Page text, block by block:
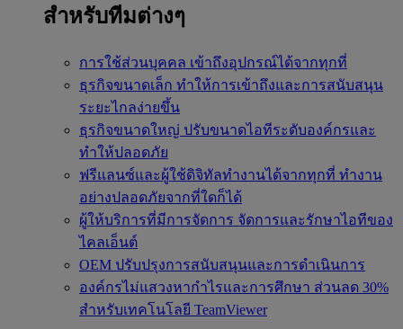
สำหรับทีมต่างๆ
การใช้ส่วนบุคคล เข้าถึงอุปกรณ์ได้จากทุกที่
ธุรกิจขนาดเล็ก ทำให้การเข้าถึงและการสนับสนุน
ระยะไกลง่ายขึ้น
ธุรกิจขนาดใหญ่ ปรับขนาดไอทีระดับองค์กรและ
ทำให้ปลอดภัย
ฟรีแลนซ์และผู้ใช้ดิจิทัลทำงานได้จากทุกที่ ทำงาน
อย่างปลอดภัยจากที่ใดก็ได้
ผู้ให้บริการที่มีการจัดการ จัดการและรักษาไอทีของ
ไคลเอ็นต์
OEM ปรับปรุงการสนับสนุนและการดำเนินการ
องค์กรไม่แสวงหากำไรและการศึกษา ส่วนลด 30%
สำหรับเทคโนโลยี TeamViewer